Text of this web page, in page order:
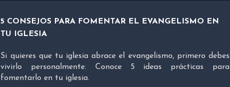
5 CONSEJOS PARA FOMENTAR EL EVANGELISMO EN
TU IGLESIA
Si quieres que tu iglesia abrace el evangelismo, primero debes
vivirlo personalmente. Conoce 5 ideas prácticas para
fomentarlo en tu iglesia.